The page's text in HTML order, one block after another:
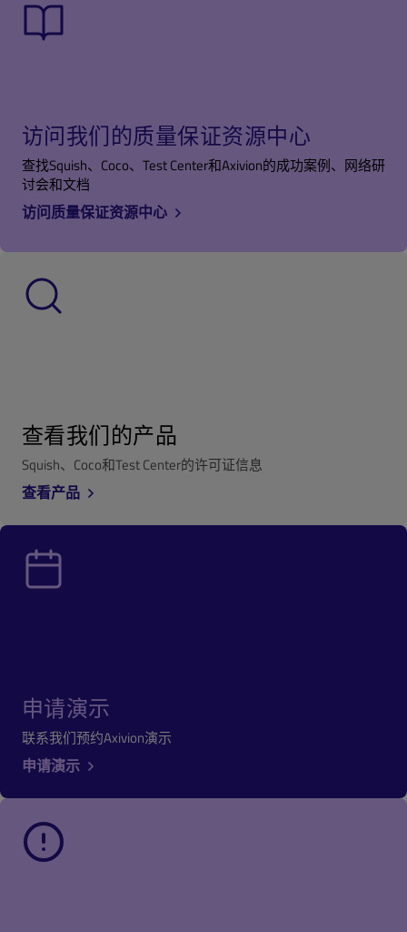
访问我们的质量保证资源中心
查找Squish、Coco、Test Center和Axivion的成功案例、网络研
讨会和文档
访问质量保证资源中心
查看我们的产品
Squish、Coco和Test Center的许可证信息
查看产品
申请演示
联系我们预约Axivion演示
申请演示